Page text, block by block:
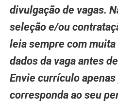
divulgação de vagas.
seleção e/ou
leia sempre com
dados da vaga antes
Envie currículo apenas
corresponda ao seu